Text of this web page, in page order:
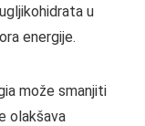
u
energije.
može smanjiti
olakšava